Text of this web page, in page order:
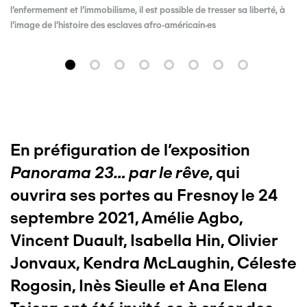
l’enfermement et l’immobilisme, il est possible de tresser sa liberté, à
l’image de l’histoire des esclaves afro-américain·es
En préfiguration de l’exposition
Panorama 23… par le rêve, qui
ouvrira ses portes au Fresnoy le 24
septembre 2021, Amélie Agbo,
Vincent Duault, Isabella Hin, Olivier
Jonvaux, Kendra McLaughin, Céleste
Rogosin, Inès Sieulle et Ana Elena